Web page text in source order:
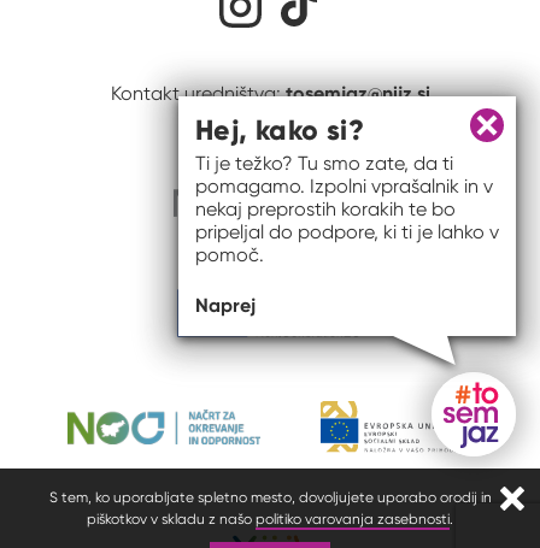
S tem, ko uporabljate spletno mesto, dovoljujete uporabo orodij in
piškotkov v skladu z našo politiko varovanja zasebnosti.
Kontakt uredništva:tosemjaz@nijz.si
Gumb
Zapri
Hej, kako si?
Ti je težko? Tu smo zate, da ti
pomagamo. Izpolni vprašalnik in v
nekaj preprostih korakih te bo
pripeljal do podpore, ki ti je lahko v
pomoč.
Naprej